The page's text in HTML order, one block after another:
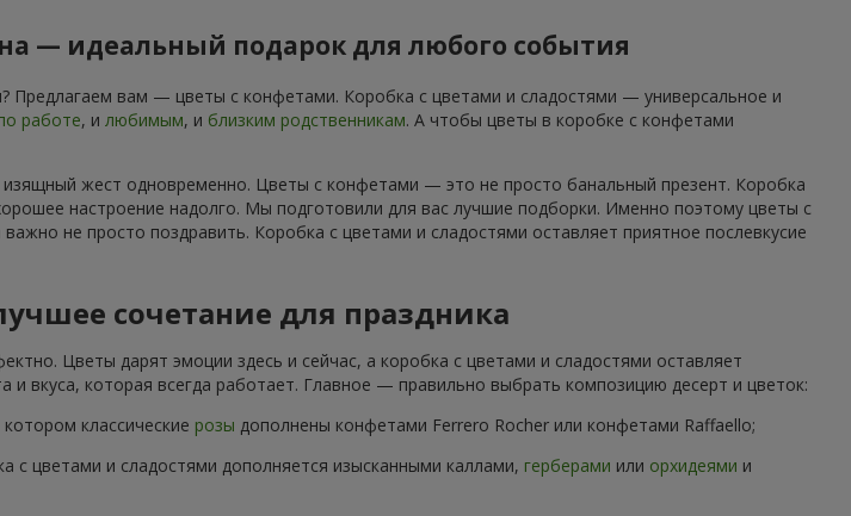
— идеальный подарок для любого события
Предлагаем вам — цветы с конфетами. Коробка с цветами и сладостями — универсальное и
работе, и любимым, и близким родственникам. А чтобы цветы в коробке с конфетами
жест одновременно. Цветы с конфетами — это не просто банальный презент. Коробка
настроение надолго. Мы подготовили для вас лучшие подборки. Именно поэтому цветы с
не просто поздравить. Коробка с цветами и сладостями оставляет приятное послевкусие
сочетание для праздника
Цветы дарят эмоции здесь и сейчас, а коробка с цветами и сладостями оставляет
вкуса, которая всегда работает. Главное — правильно выбрать композицию десерт и цветок:
котором классические розы дополнены конфетами Ferrero Rocher или конфетами Raffaello;
с цветами и сладостями дополняется изысканными каллами, герберами или орхидеями и